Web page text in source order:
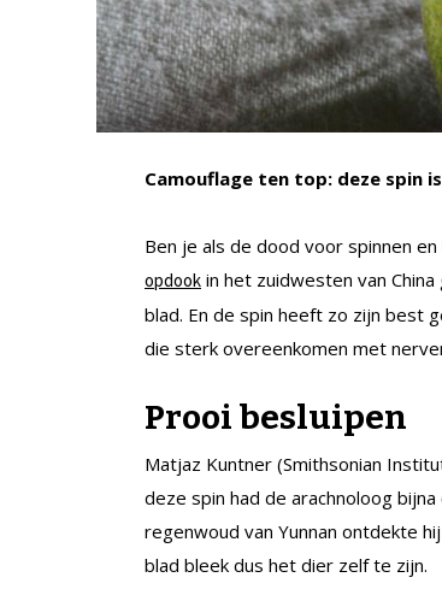
Camouflage ten top: deze spin
Ben je als de dood voor spinnen
opdook in het zuidwesten van
blad. En de spin heeft zo zijn best
die sterk overeenkomen met
Prooi besluipen
Matjaz Kuntner (Smithsonian
deze spin had de arachnoloog
regenwoud van Yunnan ontdekte
blad bleek dus het dier zelf te zijn.